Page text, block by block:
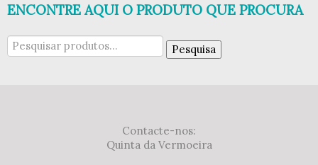
ENCONTRE AQUI O PRODUTO QUE PROCURA
Pesquisar
por:
Pesquisa
Contacte-nos:
Quinta da Vermoeira